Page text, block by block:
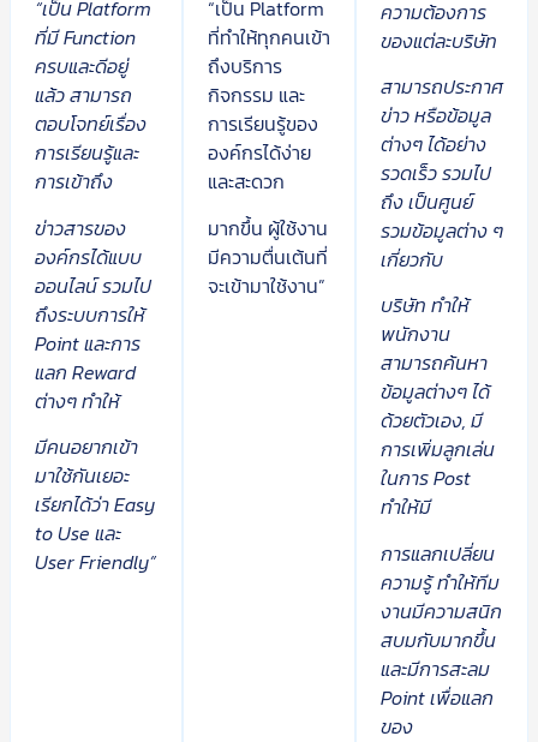
“เป็น Platform
ที่มี Function
ครบและดีอยู่
แล้ว สามารถ
ตอบโจทย์เรื่อง
การเรียนรู้และ
การเข้าถึง
ข่าวสารของ
องค์กรได้แบบ
ออนไลน์ รวมไป
ถึงระบบการให้
Point และการ
แลก Reward
ต่างๆ ทำให้
มีคนอยากเข้า
มาใช้กันเยอะ
เรียกได้ว่า Easy
to Use และ
User Friendly”
“เป็น Platform
ที่ทำให้ทุกคนเข้า
ถึงบริการ
กิจกรรม และ
การเรียนรู้ของ
องค์กรได้ง่าย
และสะดวก
มากขึ้น ผู้ใช้งาน
มีความตื่นเต้นที่
จะเข้ามาใช้งาน”
ความต้องการ
ของแต่ละบริษัท
สามารถประกาศ
ข่าว หรือข้อมูล
ต่างๆ ได้อย่าง
รวดเร็ว รวมไป
ถึง เป็นศูนย์
รวมข้อมูลต่าง ๆ
เกี่ยวกับ
บริษัท ทำให้
พนักงาน
สามารถค้นหา
ข้อมูลต่างๆ ได้
ด้วยตัวเอง, มี
การเพิ่มลูกเล่น
ในการ Post
ทำให้มี
การแลกเปลี่ยน
ความรู้ ทำให้ทีม
งานมีความสนิก
สบมกับมากขึ้น
และมีการสะลม
Point เพื่อแลก
ของ